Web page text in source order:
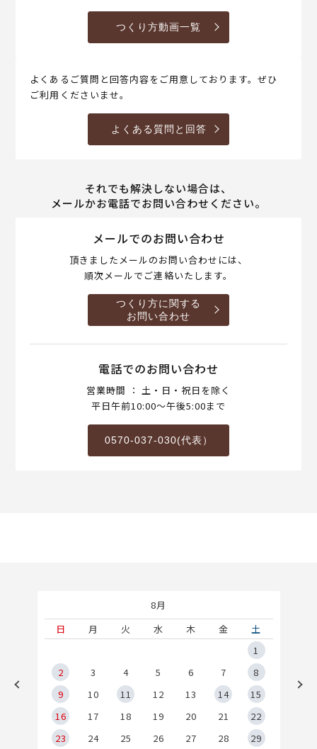
つくり方動画一覧
よくあるご質問と回答内容をご用意しております。ぜひ
ご利用くださいませ。
よくある質問と回答
それでも解決しない場合は、
メールかお電話でお問い合わせください。
メールでのお問い合わせ
頂きましたメールのお問い合わせには、
順次メールでご連絡いたします。
つくり方に関する
お問い合わせ
電話でのお問い合わせ
営業時間 ： 土・日・祝日を除く
平日午前10:00～午後5:00まで
0570-037-030(代表）
8月
日
月 火 水 木 金
土
1
2
3 4 5 6 7
8
9
10 11 12 13 14
15
16
17 18 19 20 21
22
23
24 25 26 27 28
29